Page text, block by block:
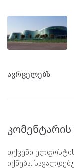
ავრცელებს
თქვენი
იქნება.